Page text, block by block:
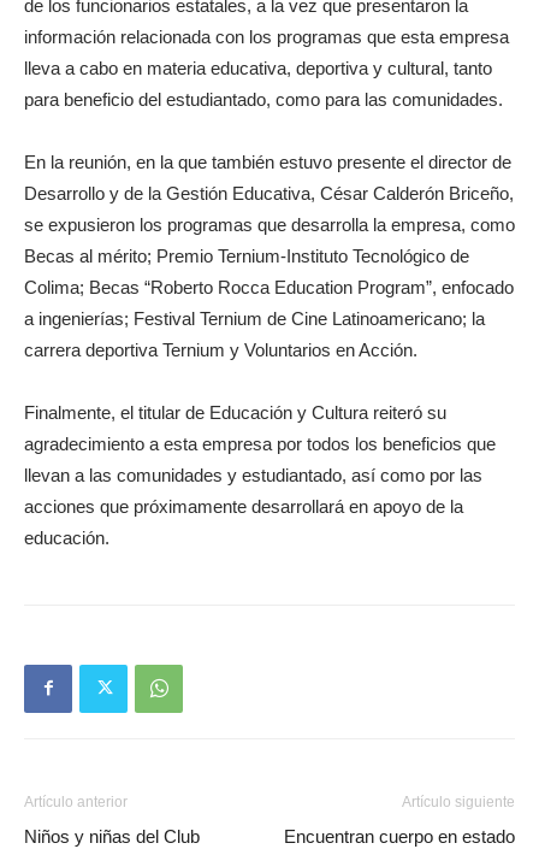
de los funcionarios estatales, a la vez que presentaron la
información relacionada con los programas que esta empresa
lleva a cabo en materia educativa, deportiva y cultural, tanto
para beneficio del estudiantado, como para las comunidades.
En la reunión, en la que también estuvo presente el director de
Desarrollo y de la Gestión Educativa, César Calderón Briceño,
se expusieron los programas que desarrolla la empresa, como
Becas al mérito; Premio Ternium-Instituto Tecnológico de
Colima; Becas “Roberto Rocca Education Program”, enfocado
a ingenierías; Festival Ternium de Cine Latinoamericano; la
carrera deportiva Ternium y Voluntarios en Acción.
Finalmente, el titular de Educación y Cultura reiteró su
agradecimiento a esta empresa por todos los beneficios que
llevan a las comunidades y estudiantado, así como por las
acciones que próximamente desarrollará en apoyo de la
educación.
Artículo anterior
Niños y niñas del Club
Artículo siguiente
Encuentran cuerpo en estado